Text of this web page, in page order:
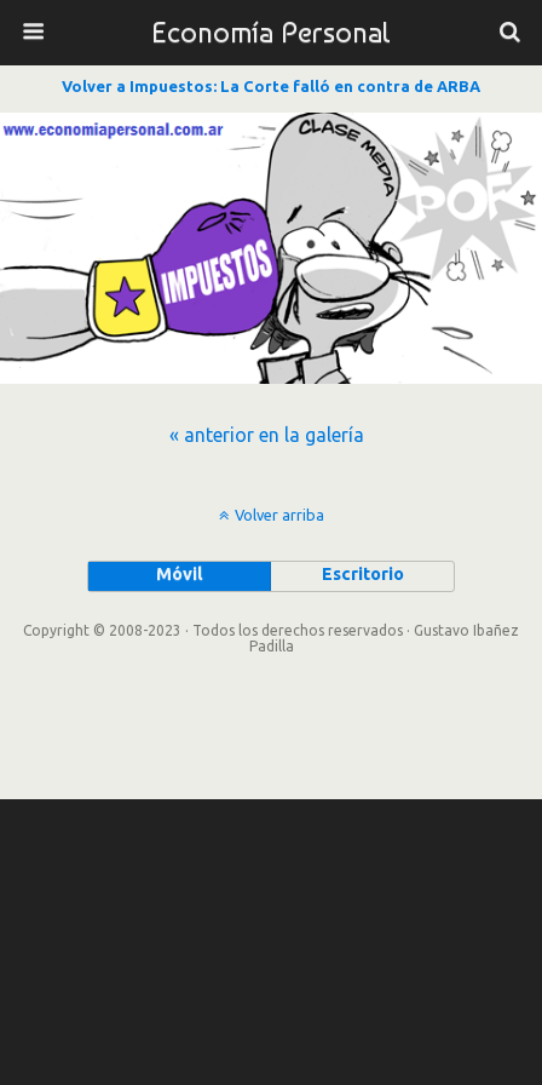
Economía Personal
Volver a Impuestos: La Corte falló en contra de ARBA
« anterior en la galería
Volver arriba
Móvil Escritorio
Copyright © 2008-2023 · Todos los derechos reservados · Gustavo Ibañez
Padilla